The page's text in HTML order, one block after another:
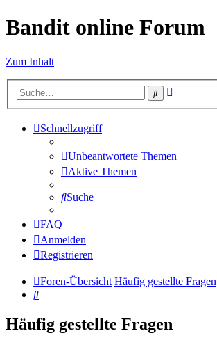
Bandit online Forum
Zum Inhalt
Suche
Schnellzugriff
Unbeantwortete Themen
Aktive Themen
Suche
FAQ
Anmelden
Registrieren
Foren-Übersicht Häufig gestellte Fragen
Suche
Häufig gestellte Fragen